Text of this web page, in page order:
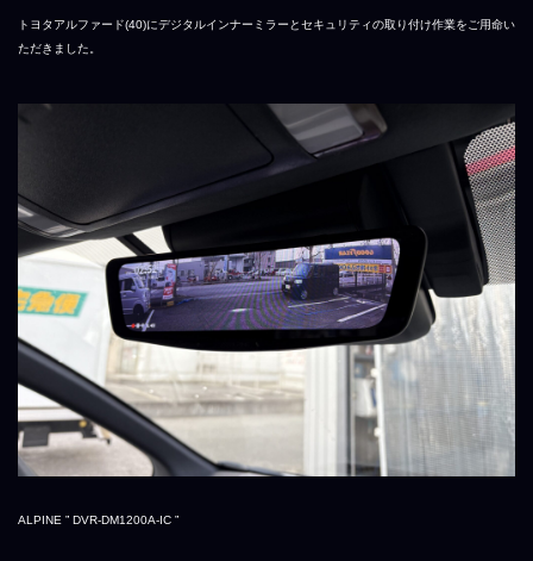
トヨタアルファード(40)にデジタルインナーミラーとセキュリティの取り付け作業をご用命い
ただきました。
ALPINE ” DVR-DM1200A-IC ”